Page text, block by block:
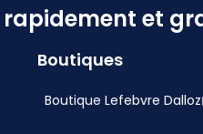
rapidement et
Boutiques
Boutique Lefebvre Dalloz